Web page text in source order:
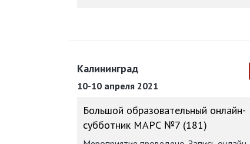
Калининград
10-10 апреля 2021
Большой образовательный онлайн-
субботник МАРС №7 (181)